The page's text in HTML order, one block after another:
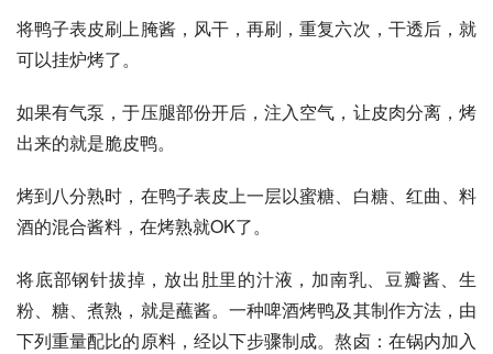
将鸭子表皮刷上腌酱，风干，再刷，重复六次，干透后，就
可以挂炉烤了。
如果有气泵，于压腿部份开后，注入空气，让皮肉分离，烤
出来的就是脆皮鸭。
烤到八分熟时，在鸭子表皮上一层以蜜糖、白糖、红曲、料
酒的混合酱料，在烤熟就OK了。
将底部钢针拔掉，放出肚里的汁液，加南乳、豆瓣酱、生
粉、糖、煮熟，就是蘸酱。一种啤酒烤鸭及其制作方法，由
下列重量配比的原料，经以下步骤制成。熬卤：在锅内加入